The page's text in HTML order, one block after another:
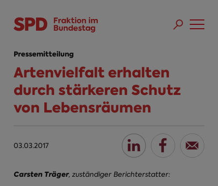
Pressemitteilung
Artenvielfalt erhalten
durch stärkeren Schutz
von Lebensräumen
03.03.2017
Carsten Träger, zuständiger Berichterstatter: